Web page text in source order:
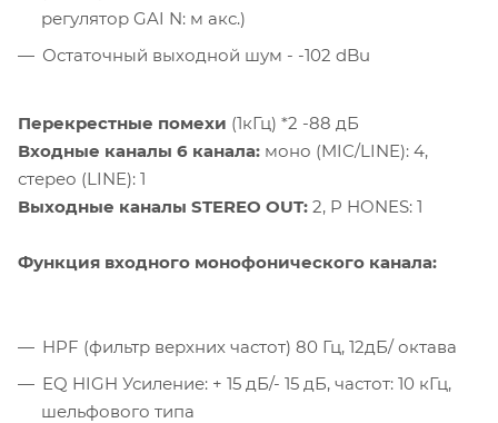
регулятор GAI N: м акс.)
Остаточный выходной шум - -102 dBu
Перекрестные помехи (1кГц) *2 -88 дБ
Входные каналы 6 канала: моно (MIC/LINE): 4,
стерео (LINE): 1
Выходные каналы STEREO OUT: 2, P HONES: 1
Функция входного монофонического канала:
HPF (фильтр верхних частот) 80 Гц, 12дБ/ октава
EQ HIGH Усиление: + 15 дБ/- 15 дБ, частот: 10 кГц,
шельфового типа